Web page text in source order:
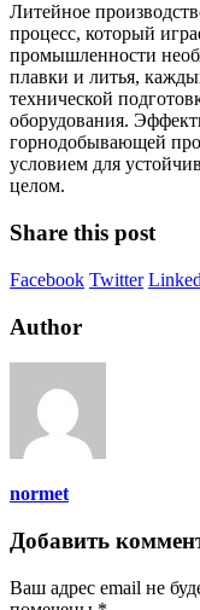
Литейное
процесс, который
промышленности
плавки и литья,
технической
оборудования.
горнодобывающей
условием для
целом.
Share this post
Facebook Twitter
Author
normet
Добавить
Ваш адрес email не